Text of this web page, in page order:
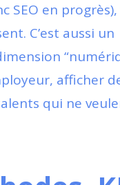
SEO en
C’est aussi un
afficher
qui ne